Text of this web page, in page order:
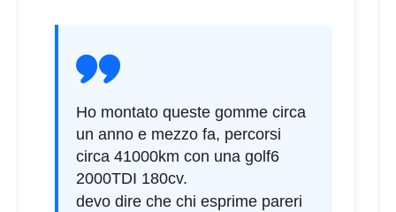
Disponibile
225/50 R17 98W * BMW
Ho montato queste gomme circa
un anno e mezzo fa, percorsi
circa 41000km con una golf6
2000TDI 180cv.
devo dire che chi esprime pareri